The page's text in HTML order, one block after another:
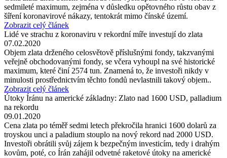
sedmileté maximum, zejména v důsledku opětovného růstu obav z
šíření koronavirové nákazy, tentokrát mimo čínské území.
Zobrazit celý článek
Lidé ve strachu z koronaviru v rekordní míře investují do zlata
07.02.2020
Objem zlata drženého celosvětově příslušnými fondy, takzvanými
veřejně obchodovanými fondy, se včera vyhoupl na své historické
maximum, které činí 2574 tun. Znamená to, že investoři nikdy v
minulosti prostřednictvím těchto fondů nevlastnili takový objem..
Zobrazit celý článek
Útoky Íránu na americké základny: Zlato nad 1600 USD, palladium
na rekordu
09.01.2020
Cena zlata po téměř sedmi letech překročila hranici 1600 dolarů za
troyskou unci a paladium stouplo na nový rekord nad 2000 USD.
Investoři obrátili svůj zájem k bezpečným investicím, tedy i drahým
kovům, poté, co Írán zahájil odvetné raketové útoky na americké